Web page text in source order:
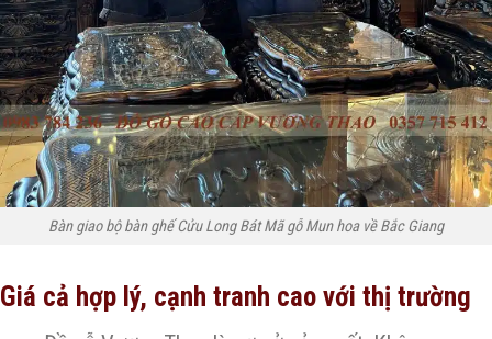
Bàn giao bộ bàn ghế Cửu Long Bát Mã gỗ Mun hoa về Bắc Giang
Giá cả hợp lý, cạnh tranh cao với thị trường